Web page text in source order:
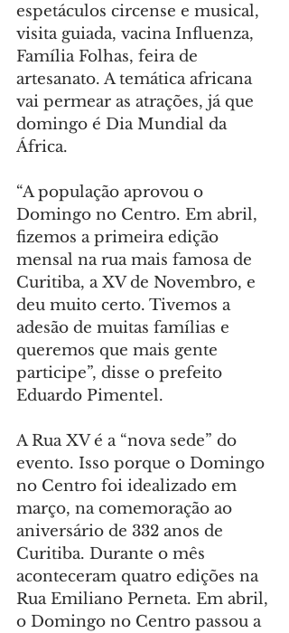
espetáculos circense e musical,
visita guiada, vacina Influenza,
Família Folhas, feira de
artesanato. A temática africana
vai permear as atrações, já que
domingo é Dia Mundial da
África.
“A população aprovou o
Domingo no Centro. Em abril,
fizemos a primeira edição
mensal na rua mais famosa de
Curitiba, a XV de Novembro, e
deu muito certo. Tivemos a
adesão de muitas famílias e
queremos que mais gente
participe”, disse o prefeito
Eduardo Pimentel.
A Rua XV é a “nova sede” do
evento. Isso porque o Domingo
no Centro foi idealizado em
março, na comemoração ao
aniversário de 332 anos de
Curitiba. Durante o mês
aconteceram quatro edições na
Rua Emiliano Perneta. Em abril,
o Domingo no Centro passou a